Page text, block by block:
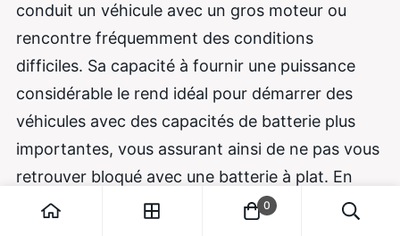
conduit un véhicule avec un gros moteur ou
rencontre fréquemment des conditions
difficiles. Sa capacité à fournir une puissance
considérable le rend idéal pour démarrer des
véhicules avec des capacités de batterie plus
importantes, vous assurant ainsi de ne pas vous
retrouver bloqué avec une batterie à plat. En
comprenant l'utilisation appropriée et les
0